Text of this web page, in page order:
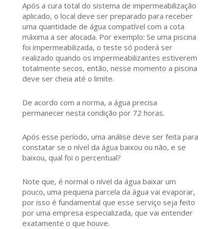
Após a cura total do sistema de impermeabilização
aplicado, o local deve ser preparado para receber
uma quantidade de água compatível com a cota
máxima a ser alocada. Por exemplo: Se uma piscina
foi impermeabilizada, o teste só poderá ser
realizado quando os impermeabilizantes estiverem
totalmente secos, então, nesse momento a piscina
deve ser cheia até o limite.
De acordo com a norma, a água precisa
permanecer nesta condição por 72 horas.
Após esse período, uma análise deve ser feita para
constatar se o nível da água baixou ou não, e se
baixou, qual foi o percentual?
Note que, é normal o nível da água baixar um
pouco, uma pequena parcela da água vai evaporar,
por isso é fundamental que esse serviço seja feito
por uma empresa especializada, que vai entender
exatamente o que houve.